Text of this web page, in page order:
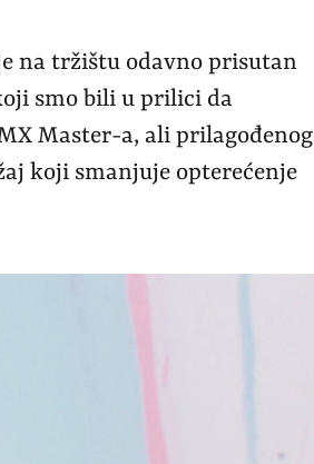
na tržištu odavno prisutan
smo bili u prilici da
Master-a, ali prilagođenog
koji smanjuje opterećenje